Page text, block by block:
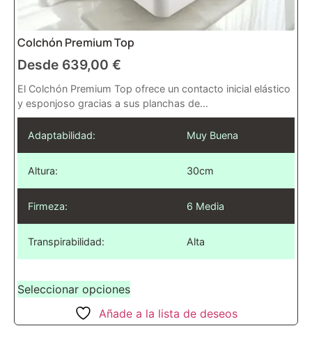
Colchón Premium Top
Desde 639,00 €
El Colchón Premium Top ofrece un contacto inicial elástico
y esponjoso gracias a sus planchas de...
Adaptabilidad: Muy Buena
Altura: 30cm
Firmeza: 6 Media
Transpirabilidad: Alta
Seleccionar opciones
Añade a la lista de deseos